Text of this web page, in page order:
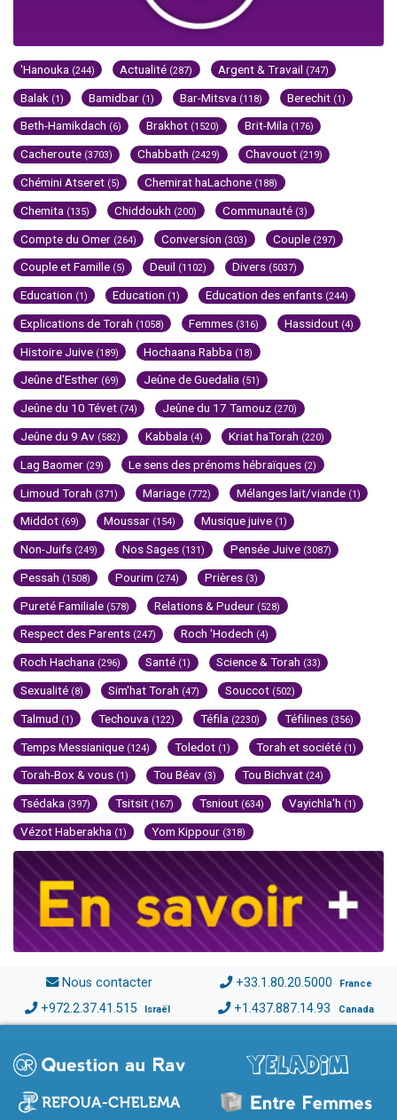
'Hanouka (244) Actualité (287) Argent & Travail (747)
Balak (1) Bamidbar (1) Bar-Mitsva (118) Berechit (1)
Beth-Hamikdach (6) Brakhot (1520) Brit-Mila (176)
Cacheroute (3703) Chabbath (2429) Chavouot (219)
Chémini Atseret (5) Chemirat haLachone (188)
Chemita (135) Chiddoukh (200) Communauté (3)
Compte du Omer (264) Conversion (303) Couple (297)
Couple et Famille (5) Deuil (1102) Divers (5037)
Education (1) Education (1) Education des enfants (244)
Explications de Torah (1058) Femmes (316) Hassidout (4)
Histoire Juive (189) Hochaana Rabba (18)
Jeûne d'Esther (69) Jeûne de Guedalia (51)
Jeûne du 10 Tévet (74) Jeûne du 17 Tamouz (270)
Jeûne du 9 Av (582) Kabbala (4) Kriat haTorah (220)
Lag Baomer (29) Le sens des prénoms hébraïques (2)
Limoud Torah (371) Mariage (772) Mélanges lait/viande (1)
Middot (69) Moussar (154) Musique juive (1)
Non-Juifs (249) Nos Sages (131) Pensée Juive (3087)
Pessah (1508) Pourim (274) Prières (3)
Pureté Familiale (578) Relations & Pudeur (528)
Respect des Parents (247) Roch 'Hodech (4)
Roch Hachana (296) Santé (1) Science & Torah (33)
Sexualité (8) Sim'hat Torah (47) Souccot (502)
Talmud (1) Techouva (122) Téfila (2230) Téfilines (356)
Temps Messianique (124) Toledot (1) Torah et société (1)
Torah-Box & vous (1) Tou Béav (3) Tou Bichvat (24)
Tsédaka (397) Tsitsit (167) Tsniout (634) Vayichla'h (1)
Vézot Haberakha (1) Yom Kippour (318)
Nous contacter +33.1.80.20.5000 France
+972.2.37.41.515 Israël +1.437.887.14.93 Canada